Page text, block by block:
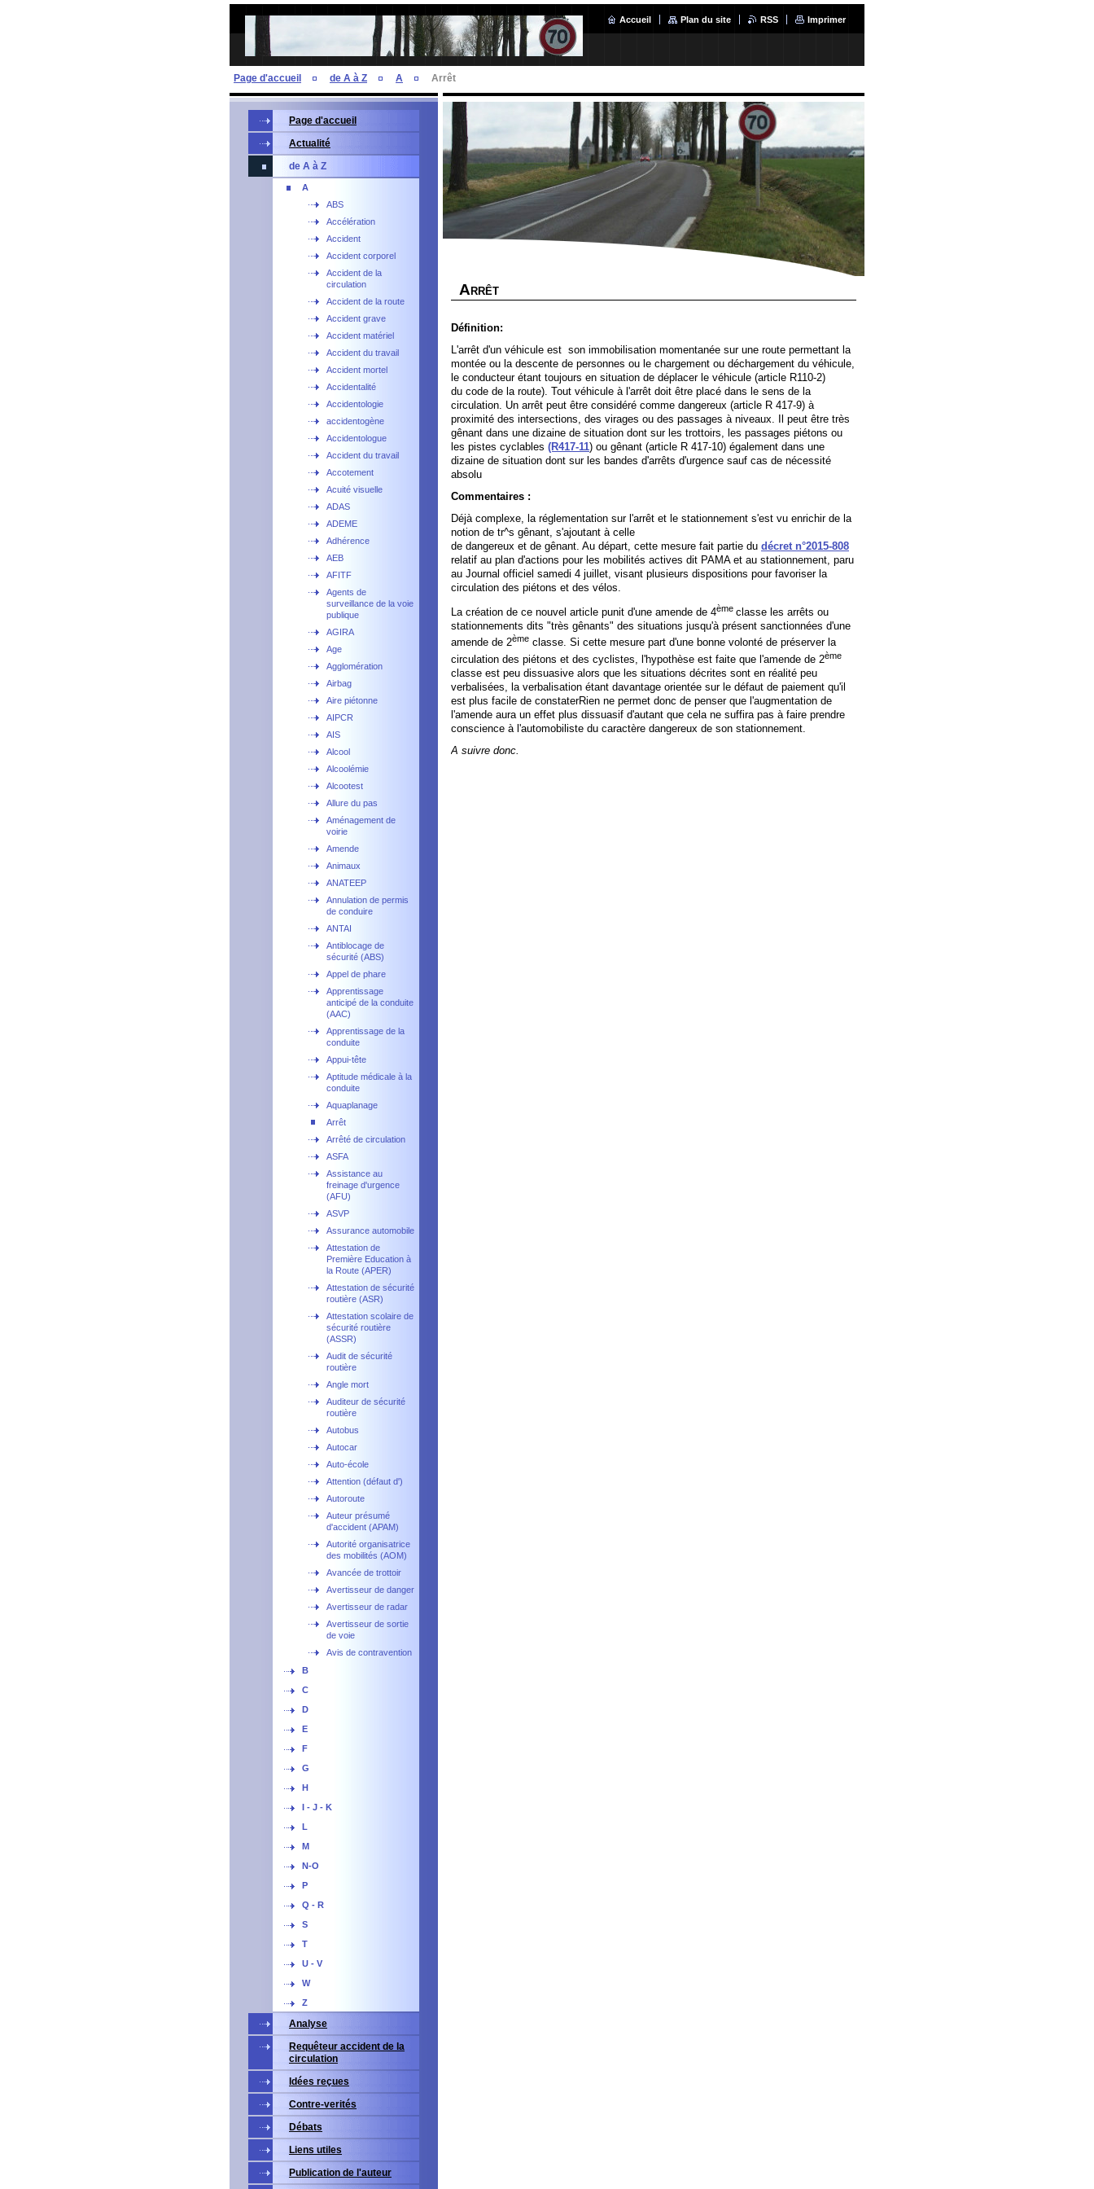
Accueil Plan du site RSS Imprimer
Page d'accueil de A à Z A Arrêt
A RRÊT
Définition:
L'arrêt d'un véhicule est son immobilisation momentanée sur une route permettant la
montée ou la descente de personnes ou le chargement ou déchargement du véhicule,
le conducteur étant toujours en situation de déplacer le véhicule (article R110-2)
du code de la route). Tout véhicule à l'arrêt doit être placé dans le sens de la
circulation. Un arrêt peut être considéré comme dangereux (article R 417-9) à
proximité des intersections, des virages ou des passages à niveaux. Il peut être très
gênant dans une dizaine de situation dont sur les trottoirs, les passages piétons ou
les pistes cyclables (R417-11) ou gênant (article R 417-10) également dans une
dizaine de situation dont sur les bandes d'arrêts d'urgence sauf cas de nécessité
absolu
Commentaires :
Déjà complexe, la réglementation sur l'arrêt et le stationnement s'est vu enrichir de la
notion de tr^s gênant, s'ajoutant à celle
de dangereux et de gênant. Au départ, cette mesure fait partie du décret n°2015-808
relatif au plan d'actions pour les mobilités actives dit PAMA et au stationnement, paru
au Journal officiel samedi 4 juillet, visant plusieurs dispositions pour favoriser la
circulation des piétons et des vélos.
La création de ce nouvel article punit d'une amende de 4ème classe les arrêts ou
stationnements dits "très gênants" des situations jusqu'à présent sanctionnées d'une
amende de 2ème classe. Si cette mesure part d'une bonne volonté de préserver la
circulation des piétons et des cyclistes, l'hypothèse est faite que l'amende de 2ème
classe est peu dissuasive alors que les situations décrites sont en réalité peu
verbalisées, la verbalisation étant davantage orientée sur le défaut de paiement qu'il
est plus facile de constaterRien ne permet donc de penser que l'augmentation de
l'amende aura un effet plus dissuasif d'autant que cela ne suffira pas à faire prendre
conscience à l'automobiliste du caractère dangereux de son stationnement.
A suivre donc.
Page d'accueil
Actualité
de A à Z
A
ABS
Accélération
Accident
Accident corporel
Accident de la
circulation
Accident de la route
Accident grave
Accident matériel
Accident du travail
Accident mortel
Accidentalité
Accidentologie
accidentogène
Accidentologue
Accident du travail
Accotement
Acuité visuelle
ADAS
ADEME
Adhérence
AEB
AFITF
Agents de
surveillance de la voie
publique
AGIRA
Age
Agglomération
Airbag
Aire piétonne
AIPCR
AIS
Alcool
Alcoolémie
Alcootest
Allure du pas
Aménagement de
voirie
Amende
Animaux
ANATEEP
Annulation de permis
de conduire
ANTAI
Antiblocage de
sécurité (ABS)
Appel de phare
Apprentissage
anticipé de la conduite
(AAC)
Apprentissage de la
conduite
Appui-tête
Aptitude médicale à la
conduite
Aquaplanage
Arrêt
Arrêté de circulation
ASFA
Assistance au
freinage d'urgence
(AFU)
ASVP
Assurance automobile
Attestation de
Première Education à
la Route (APER)
Attestation de sécurité
routière (ASR)
Attestation scolaire de
sécurité routière
(ASSR)
Audit de sécurité
routière
Angle mort
Auditeur de sécurité
routière
Autobus
Autocar
Auto-école
Attention (défaut d')
Autoroute
Auteur présumé
d'accident (APAM)
Autorité organisatrice
des mobilités (AOM)
Avancée de trottoir
Avertisseur de danger
Avertisseur de radar
Avertisseur de sortie
de voie
Avis de contravention
B
C
D
E
F
G
H
I - J - K
L
M
N-O
P
Q - R
S
T
U - V
W
Z
Analyse
Requêteur accident de la
circulation
Idées reçues
Contre-verités
Débats
Liens utiles
Publication de l'auteur